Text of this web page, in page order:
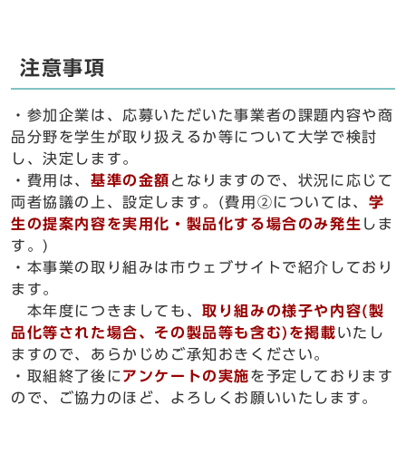
注意事項
・参加企業は、応募いただいた事業者の課題内容や商
品分野を学生が取り扱えるか等について大学で検討
し、決定します。
・費用は、 基準の金額 となりますので、状況に応じて
両者協議の上、設定します。(費用②については、 学
生の提案内容を実用化・製品化する場合のみ発生 しま
す。)
・本事業の取り組みは市ウェブサイトで紹介しており
ます。
本年度につきましても、取り組みの様子や内容(製
品化等された場合、その製品等も含む)を掲載いたし
ますので、あらかじめご承知おきください。
・取組終了後に アンケートの実施を予定しております
ので、ご協力のほど、よろしくお願いいたします。